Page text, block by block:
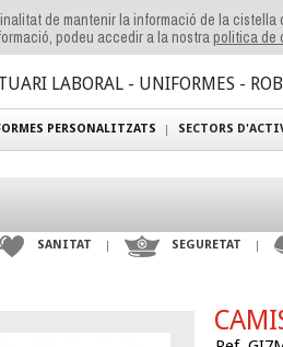
de mantenir la informació de la
podeu accedir a la nostrapolitica de
LABORAL - UNIFORMES -
PERSONALITZATS SECTORS
SANITAT SEGURETAT